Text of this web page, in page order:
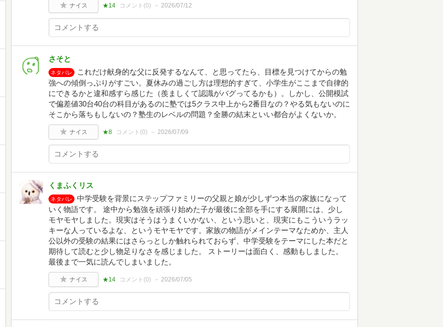
ナイス ★14 コメント(0) 2026/07/12
さそと
ネタバレ
これだけ献身的な父に反発するなんて、と思ってたら、目標を見つけてからの勉
強への傾倒っぷりがすごい。夏休みの過ごし方は理想的すぎて、小学生がここまで自律的
にできるかと違和感すら感じた（羨ましくて認識がバグってるかも）。しかし、公開模試
で偏差値30台40台の科目があるのに塾では5クラス中上から2番目なの？やる気もないのに
そこから落ちもしないの？塾生のレベルの問題？全勝の結末といい都合がよくないか。
ナイス ★8 コメント(0) 2026/07/09
くまふくリス
ネタバレ
中学受験を背景にステップファミリーの父親と娘が少しずつ本当の家族になって
いく物語です。 途中から勉強を頑張り始めた子が最後に全部を手にする展開には、少し
モヤモヤしました。現実はそうはうまくいかない、という思いと、現実にもこういうラッ
キーな人っているよな、というモヤモヤです。家族の物語がメインテーマなためか、主人
公以外の受験の結果にはさらっとしか触れられておらず、中学受験をテーマにした本だと
期待して読むと少し物足りなさを感じました。 ストーリーは面白く、感動もしました。
最後まで一気に読んでしまいました。
ナイス ★14 コメント(0) 2026/07/05